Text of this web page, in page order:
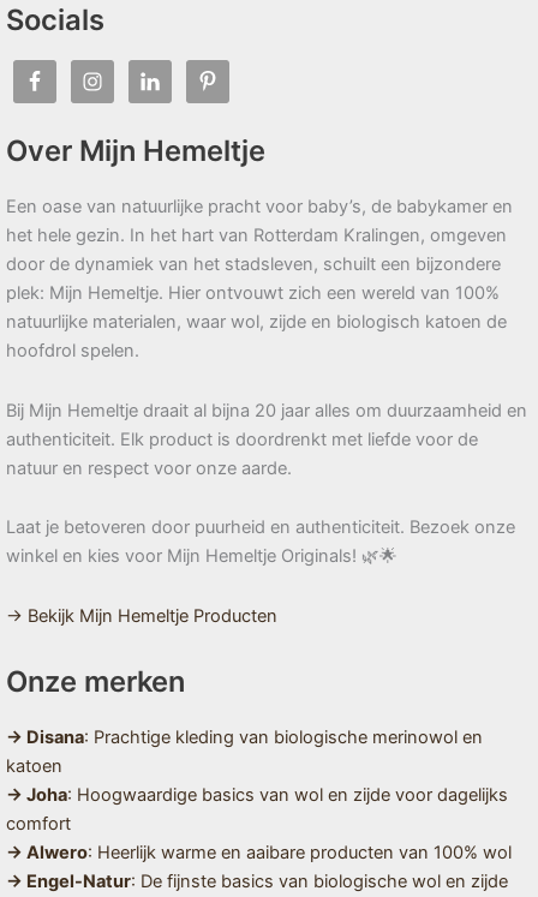
Socials
Over Mijn Hemeltje
Een oase van natuurlijke pracht voor baby’s, de babykamer en
het hele gezin. In het hart van Rotterdam Kralingen, omgeven
door de dynamiek van het stadsleven, schuilt een bijzondere
plek: Mijn Hemeltje. Hier ontvouwt zich een wereld van 100%
natuurlijke materialen, waar wol, zijde en biologisch katoen de
hoofdrol spelen.
Bij Mijn Hemeltje draait al bijna 20 jaar alles om duurzaamheid en
authenticiteit. Elk product is doordrenkt met liefde voor de
natuur en respect voor onze aarde.
Laat je betoveren door puurheid en authenticiteit. Bezoek onze
winkel en kies voor Mijn Hemeltje Originals! 🌿🌟
→ Bekijk Mijn Hemeltje Producten
Onze merken
→ Disana: Prachtige kleding van biologische merinowol en
katoen
→ Joha: Hoogwaardige basics van wol en zijde voor dagelijks
comfort
→ Alwero: Heerlijk warme en aaibare producten van 100% wol
→ Engel-Natur: De fijnste basics van biologische wol en zijde